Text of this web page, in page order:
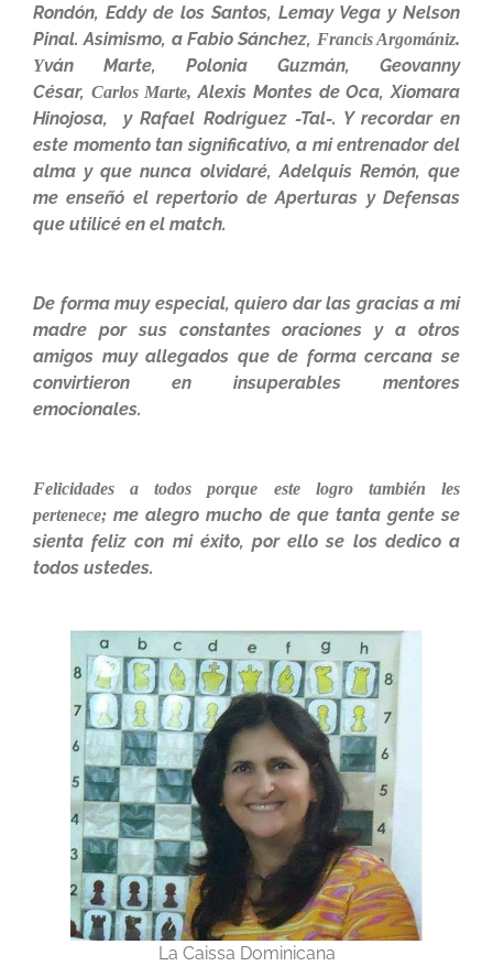
Rondón, Eddy de los Santos, Lemay Vega y Nelson
Pinal. Asimismo, a Fabio Sánchez, Francis Argomániz.
Yván Marte, Polonia Guzmán, Geovanny
César, Carlos Marte,Alexis Montes de Oca, Xiomara
Hinojosa, y Rafael Rodríguez -Tal-. Y recordar en
este momento tan significativo, a mi entrenador del
alma y que nunca olvidaré, Adelquis Remón, que
me enseñó el repertorio de Aperturas y Defensas
que utilicé en el match.
De forma muy especial, quiero dar las gracias a mi
madre por sus constantes oraciones y a otros
amigos muy allegados que de forma cercana se
convirtieron en insuperables mentores
emocionales.
Felicidades a todos porque este logro también les
pertenece;me alegro mucho de que tanta gente se
sienta feliz con mi éxito, por ello se los dedico a
todos ustedes.
La Caissa Dominicana